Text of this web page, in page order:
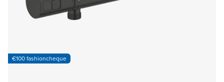
€100 fashioncheque